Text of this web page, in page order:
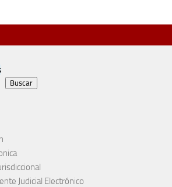
Buscar
Judicial Electrónico